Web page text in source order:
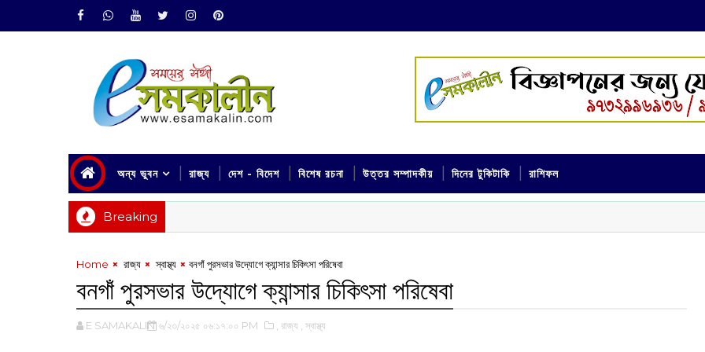
অন্য ভুবন রাজ্য দেশ - বিদেশ বিশেষ রচনা উত্তর সম্পাদকীয় দিনের টুকিটাকি রাশিফল
Breaking
Home ‌ রাজ্য ‌ স্বাস্থ্য বনগাঁ পুরসভার উদ্যোগে ক্যান্সার চিকিৎসা পরিষেবা
বনগাঁ পুরসভার উদ্যোগে ক্যান্সার চিকিৎসা পরিষেবা
E SAMAKALIN ৬/২৩/২০২৫ ০৬:১৭:০০ PM ,‌ রাজ্য ,‌ স্বাস্থ্য